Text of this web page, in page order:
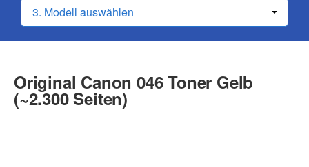
Original Canon 046 Toner Gelb
(~2.300 Seiten)